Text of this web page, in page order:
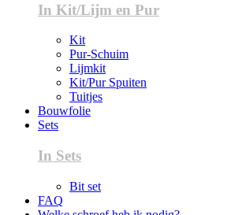
In Kit/Lijm en Pur
Kit
Pur-Schuim
Lijmkit
Kit/Pur Spuiten
Tuitjes
Bouwfolie
Sets
In Sets
Bit set
FAQ